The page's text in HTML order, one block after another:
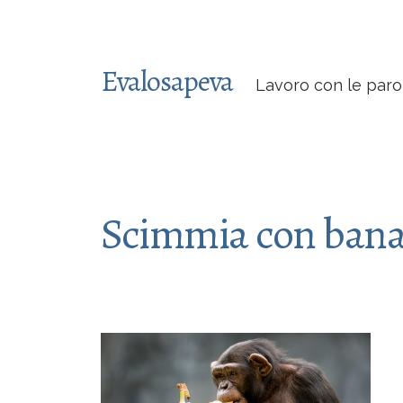
Evalosapeva Lavoro con le
Scimmia con